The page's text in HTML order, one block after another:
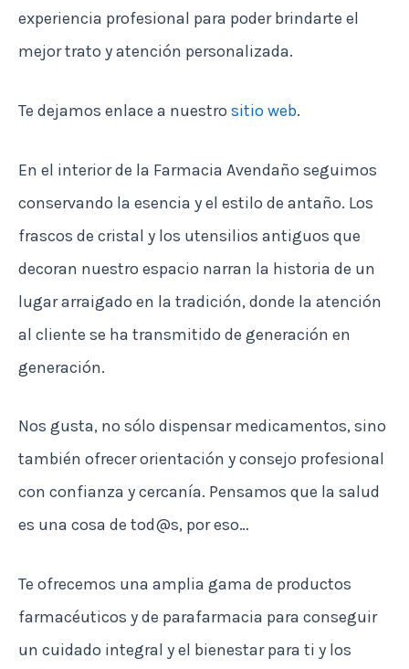
experiencia profesional para poder brindarte el
mejor trato y atención personalizada.
Te dejamos enlace a nuestro sitio web.
En el interior de la Farmacia Avendaño seguimos
conservando la esencia y el estilo de antaño. Los
frascos de cristal y los utensilios antiguos que
decoran nuestro espacio narran la historia de un
lugar arraigado en la tradición, donde la atención
al cliente se ha transmitido de generación en
generación.
Nos gusta, no sólo dispensar medicamentos, sino
también ofrecer orientación y consejo profesional
con confianza y cercanía. Pensamos que la salud
es una cosa de tod@s, por eso…
Te ofrecemos una amplia gama de productos
farmacéuticos y de parafarmacia para conseguir
un cuidado integral y el bienestar para ti y los